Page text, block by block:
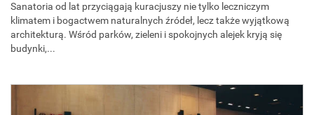
Sanatoria od lat przyciągają kuracjuszy nie tylko leczniczym
klimatem i bogactwem naturalnych źródeł, lecz także wyjątkową
architekturą. Wśród parków, zieleni i spokojnych alejek kryją się
budynki,...